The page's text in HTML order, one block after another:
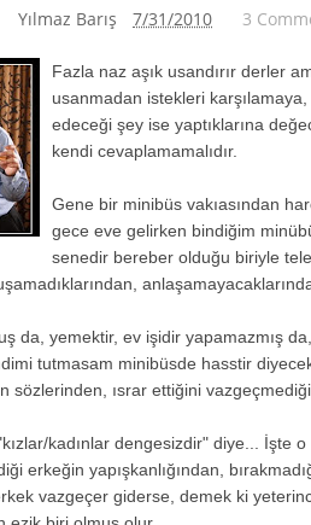
Yılmaz Barış 7/31/2010 3
Fazla naz aşık usandırır derler
usanmadan istekleri
edeceği şey ise yaptıklarına
kendi cevaplamamalıdır.
Gene bir minibüs vakıasından
gece eve gelirken bindiğim
senedir bereber olduğu biriyle
da, yemektir, ev işidir yapamazmış da,
tutmasam minibüsde hasstir
sözlerinden, ısrar ettiğini
kadınlar dengesizdir" diye... İşte
erkeğin yapışkanlığından,
vazgeçer giderse, demek ki